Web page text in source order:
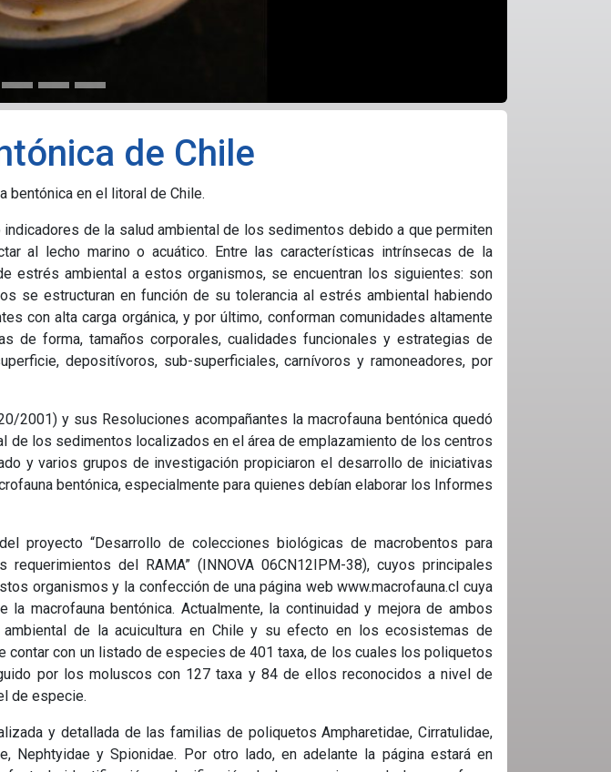
de Chile
bentónica en el litoral de Chile.
de la salud ambiental de los sedimentos debido a que permiten
al lecho marino o acuático. Entre las características intrínsecas de la
estrés ambiental a estos organismos, se encuentran los siguientes: son
se estructuran en función de su tolerancia al estrés ambiental habiendo
con alta carga orgánica, y por último, conforman comunidades altamente
de forma, tamaños corporales, cualidades funcionales y estrategias de
depositívoros, sub-superficiales, carnívoros y ramoneadores, por
2001) y sus Resoluciones acompañantes la macrofauna bentónica quedó
de los sedimentos localizados en el área de emplazamiento de los centros
y varios grupos de investigación propiciaron el desarrollo de iniciativas
bentónica, especialmente para quienes debían elaborar los Informes
proyecto “Desarrollo de colecciones biológicas de macrobentos para
del RAMA” (INNOVA 06CN12IPM-38), cuyos principales
organismos y la confección de una página web www.macrofauna.cl cuya
macrofauna bentónica. Actualmente, la continuidad y mejora de ambos
de la acuicultura en Chile y su efecto en los ecosistemas de
contar con un listado de especies de 401 taxa, de los cuales los poliquetos
por los moluscos con 127 taxa y 84 de ellos reconocidos a nivel de
de especie.
y detallada de las familias de poliquetos Ampharetidae, Cirratulidae,
Nephtyidae y Spionidae. Por otro lado, en adelante la página estará en